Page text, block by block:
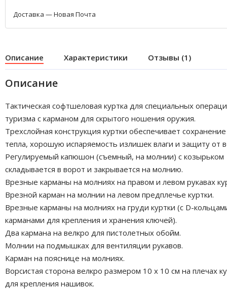
Доставка — Новая Почта
Описание Характеристики Отзывы (1)
Описание
Тактическая софтшеловая куртка для специальных
туризма с карманом для скрытого ношения оружия.
Трехслойная конструкция куртки обеспечивает сохранение
тепла, хорошую испаряемость излишек влаги и защиту от
Регулируемый капюшон (съемный, на молнии) с козырьком
складывается в ворот и закрывается на молнию.
Врезные карманы на молниях на правом и левом рукавах
Врезной карман на молнии на левом предплечье куртки.
Врезные карманы на молниях на груди куртки (с D-
карманами для крепления и хранения ключей).
Два кармана на велкро для пистолетных обойм.
Молнии на подмышках для вентиляции рукавов.
Карман на пояснице на молниях.
Ворсистая сторона велкро размером 10 x 10 см на плечах
для крепления нашивок.